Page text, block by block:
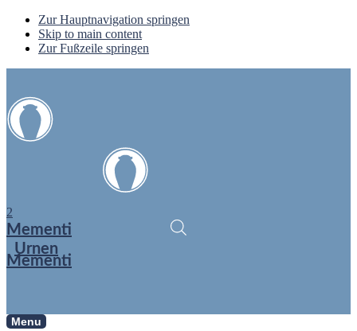
Zur Hauptnavigation springen
Skip to main content
Zur Fußzeile springen
Mementi
Urnen
2
Mementi
Menu